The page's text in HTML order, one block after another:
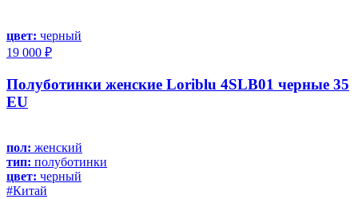
цвет: черный
19 000 ₽
Полуботинки женские Loriblu 4SLB01 черные 35
EU
пол: женский
тип: полуботинки
цвет: черный
#Китай